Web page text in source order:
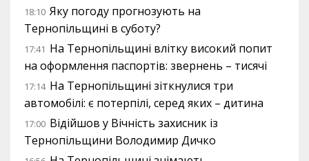
18:10 Яку погоду прогнозують на
Тернопільщині в суботу?
17:41 На Тернопільщині влітку високий попит
на оформлення паспортів: звернень – тисячі
17:14 На Тернопільщині зіткнулися три
автомобілі: є потерпілі, серед яких – дитина
17:00 Відійшов у Вічність захисник із
Тернопільщини Володимир Дичко